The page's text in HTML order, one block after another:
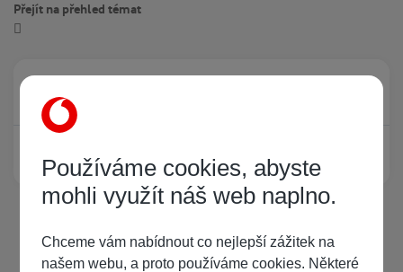
Přejít na přehled témat
Právě prohlíží tuto stránku
Žádný registrovaný uživatel si neprohlíží tuto stránku
Používáme cookies, abyste
mohli využít náš web naplno.
Chceme vám nabídnout co nejlepší zážitek na
našem webu, a proto používáme cookies. Některé